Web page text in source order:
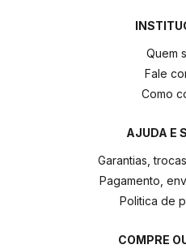
Quem
Fale
Como
AJUDA E
Garantias,
Pagamento,
Politica de
COMPRE